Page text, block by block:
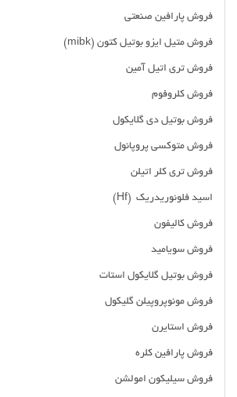
فروش پارافین صنعتی
فروش متیل ایزو بوتیل کتون (mibk)
فروش تری اتیل آمین
فروش کلروفوم
فروش بوتیل دی گلایکول
فروش متوکسی پروپانول
فروش تری کلر اتیلن
اسید فلوئوریدریک (Hf)
فروش کالیفون
فروش سویامید
فروش بوتیل گلایکول استات
فروش مونوپروپیلن گلیکول
فروش استایرن
فروش پارافین کلره
فروش سیلیکون امولشن